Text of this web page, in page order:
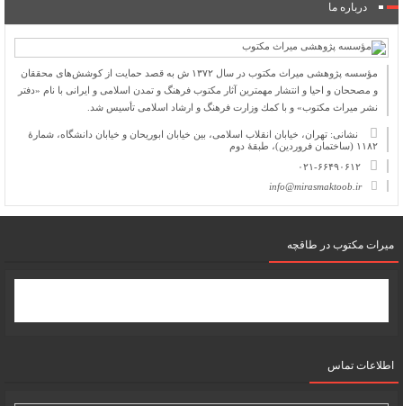
درباره ما
مؤسسه پژوهشی میراث مكتوب در سال ۱۳۷۲ ش به قصد حمایت از كوشش‌های محققان
و مصححان و احیا و انتشار مهمترین آثار مكتوب فرهنگ و تمدن اسلامی و ایرانی با نام «دفتر
نشر میراث مكتوب» و با كمك وزارت فرهنگ و ارشاد اسلامی تأسیس شد.
نشانی: تهران، خیابان انقلاب اسلامی، بین خیابان ابوریحان و خیابان دانشگاه، شمارۀ
۱۱۸۲ (ساختمان فروردین)، طبقۀ دوم
۰۲۱-۶۶۴۹۰۶۱۲
info@mirasmaktoob.ir
میرات مکتوب در طاقچه
اطلاعات تماس